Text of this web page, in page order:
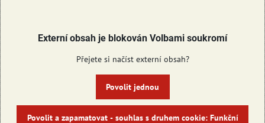
Externí obsah je blokován Volbami soukromí
Přejete si načíst externí obsah?
Povolit jednou
Povolit a zapamatovat - souhlas s druhem cookie: Funkční